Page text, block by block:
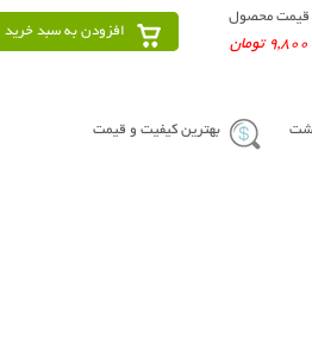
قیمت محصول
9,800 تومان
افزودن به سبد خرید
بهترین کیفیت و قیمت